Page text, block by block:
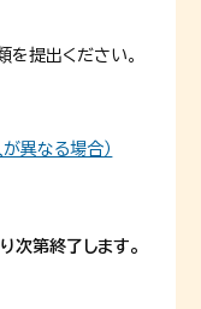
提出ください。
異なる場合）
次第終了します。